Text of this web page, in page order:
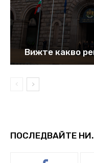
Вижте какво
ПОСЛЕДВАЙТЕ